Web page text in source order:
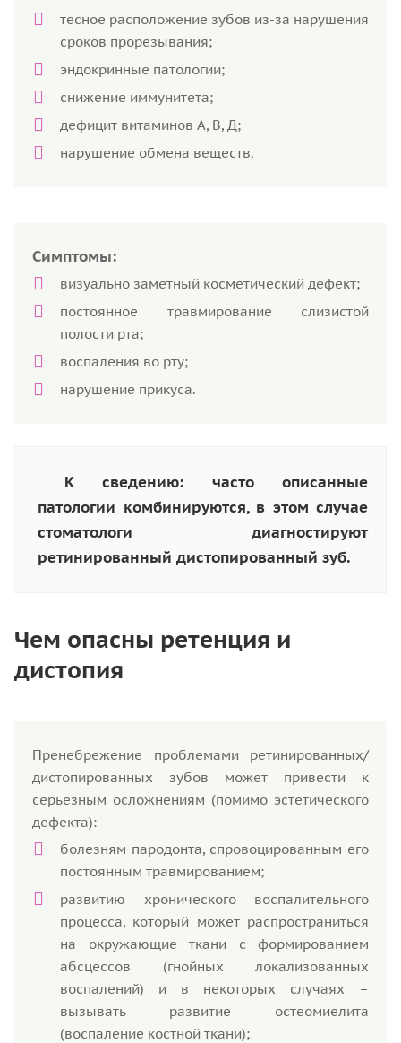
тесное расположение зубов из-за нарушения
сроков прорезывания;
эндокринные патологии;
снижение иммунитета;
дефицит витаминов А, В, Д;
нарушение обмена веществ.
Симптомы:
визуально заметный косметический дефект;
постоянное травмирование слизистой
полости рта;
воспаления во рту;
нарушение прикуса.
К сведению: часто описанные
патологии комбинируются, в этом случае
стоматологи диагностируют
ретинированный дистопированный зуб.
Чем опасны ретенция и
дистопия
Пренебрежение проблемами ретинированных/
дистопированных зубов может привести к
серьезным осложнениям (помимо эстетического
дефекта):
болезням пародонта, спровоцированным его
постоянным травмированием;
развитию хронического воспалительного
процесса, который может распространиться
на окружающие ткани с формированием
абсцессов (гнойных локализованных
воспалений) и в некоторых случаях –
вызывать развитие остеомиелита
(воспаление костной ткани);